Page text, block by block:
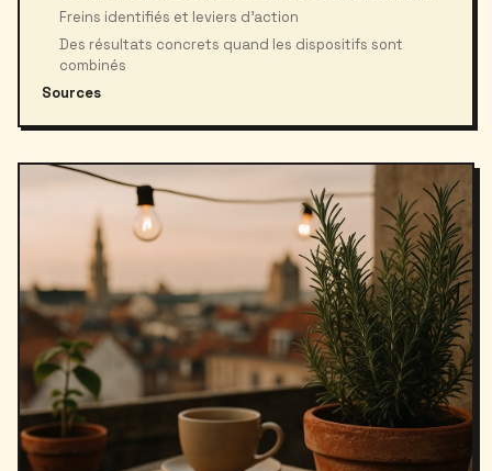
Freins identifiés et leviers d’action
Des résultats concrets quand les dispositifs sont
combinés
Sources